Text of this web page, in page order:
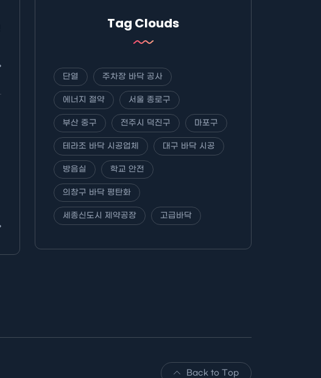
Tag Clouds
단열 주차장 바닥 공사
에너지 절약 서울 종로구
부산 중구 전주시 덕진구 마포구
테라조 바닥 시공업체 대구 바닥 시공
방음실 학교 안전
의창구 바닥 평탄화
세종신도시 제약공장 고급바닥
Back to Top